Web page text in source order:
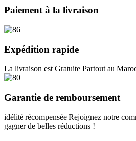
Paiement à la livraison
Expédition rapide
La livraison est Gratuite Partout au
Garantie de remboursement
idélité récompensée Rejoignez notre
gagner de belles réductions !